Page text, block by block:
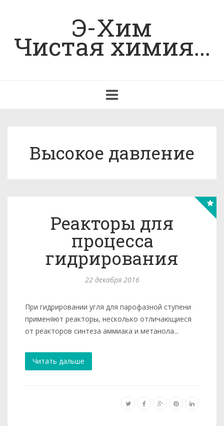
Э-Хим
Чистая химия...
navigation
Высокое давление
Реакторы для
процесса
гидрирования
22 декабря 2016
При гидрировании угля для парофазной ступени
применяют реакторы, несколько отличающиеся
от реакторов синтеза ам­миака и метанола...
Читать дальше